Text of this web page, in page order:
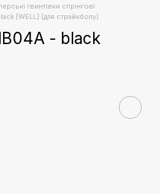
гвинтівки спрінгові
[WELL] (для страйкболу)
- black